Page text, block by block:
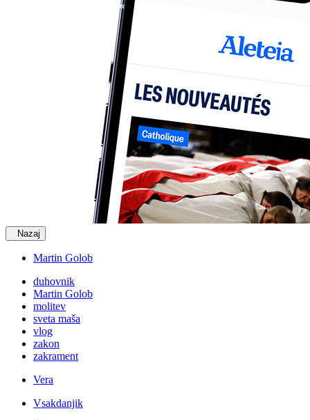
Nazaj
Martin Golob
duhovnik
Martin Golob
molitev
sveta maša
vlog
zakon
zakrament
Vera
Vsakdanjik